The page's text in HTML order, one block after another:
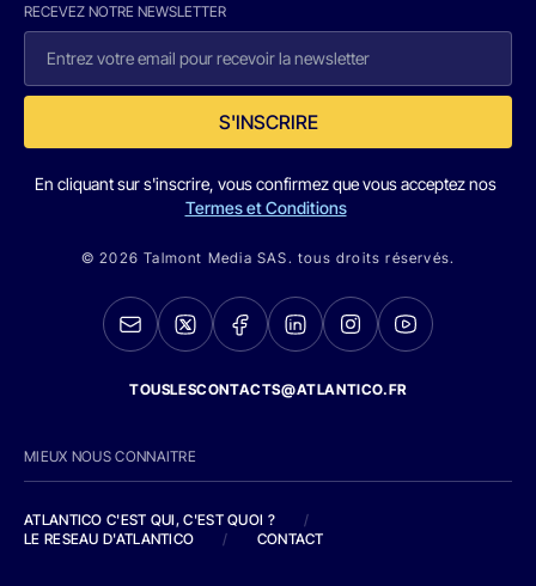
RECEVEZ NOTRE NEWSLETTER
S'INSCRIRE
En cliquant sur s'inscrire, vous confirmez que vous acceptez nos
Termes et Conditions
© 2026 Talmont Media SAS. tous droits réservés.
TOUSLESCONTACTS@ATLANTICO.FR
MIEUX NOUS CONNAITRE
ATLANTICO C'EST QUI, C'EST QUOI ?
/
LE RESEAU D'ATLANTICO
/ CONTACT